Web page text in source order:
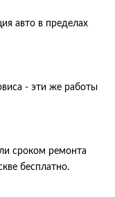
авто в пределах
- эти же работы
сроком ремонта
бесплатно.